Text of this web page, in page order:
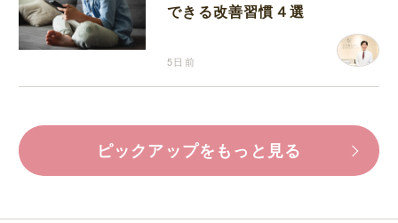
できる改善習慣４選
5日前
ピックアップをもっと見る